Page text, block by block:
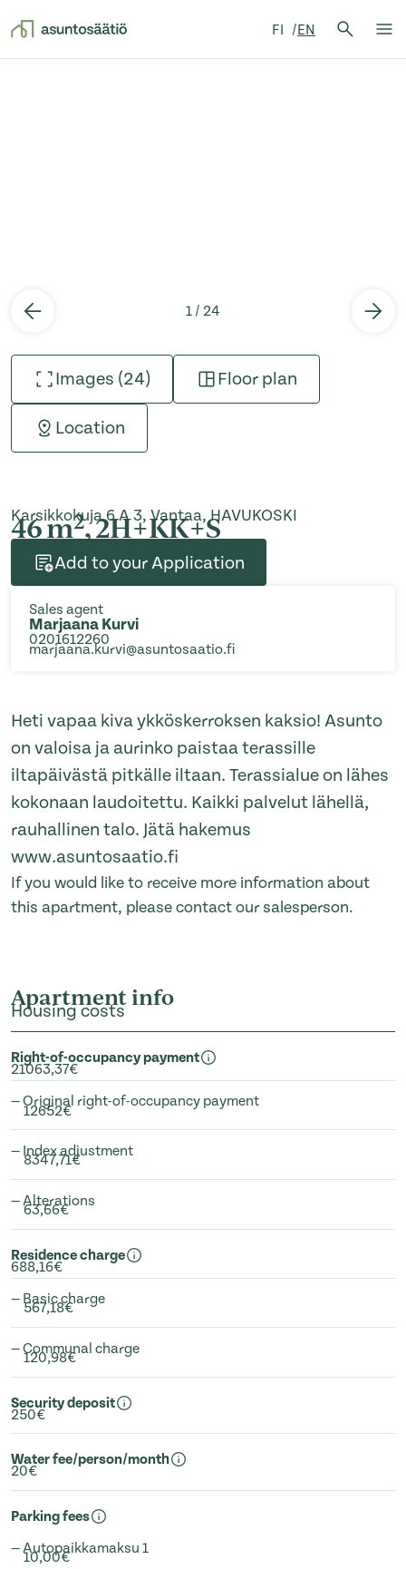
FI EN
Search
1 / 24
Images (24) Floor plan
Location
Karsikkokuja 6 A 3, Vantaa, HAVUKOSKI
46 m2, 2H+KK+S
Add to your Application
Sales agent
Marjaana Kurvi
0201612260
marjaana.kurvi@asuntosaatio.fi
Heti vapaa kiva ykköskerroksen kaksio! Asunto
on valoisa ja aurinko paistaa terassille
iltapäivästä pitkälle iltaan. Terassialue on lähes
kokonaan laudoitettu. Kaikki palvelut lähellä,
rauhallinen talo. Jätä hakemus
www.asuntosaatio.fi
If you would like to receive more information about
this apartment, please contact our salesperson.
Apartment info
Housing costs
Right-of-occupancy payment
21063,37€
— Original right-of-occupancy payment
12652€
— Index adjustment
8347,71€
— Alterations
63,66€
Residence charge
688,16€
— Basic charge
567,18€
— Communal charge
120,98€
Security deposit
250€
Water fee/person/month
20€
Parking fees
— Autopaikkamaksu 1
10,00€